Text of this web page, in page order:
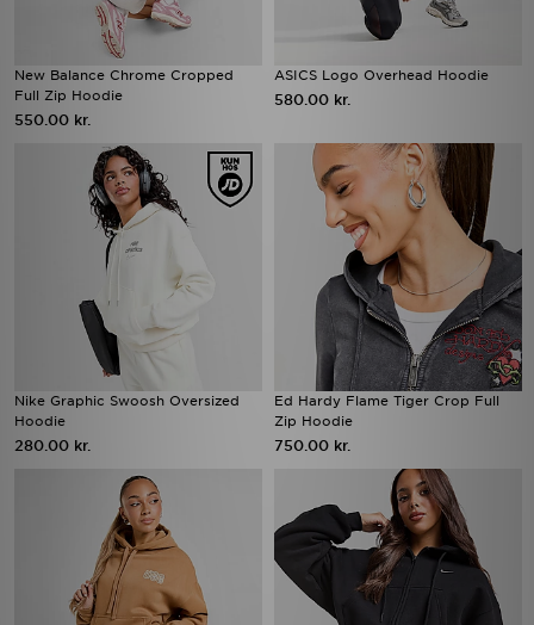
New Balance Chrome Cropped
Full Zip Hoodie
550.00 kr.
ASICS Logo Overhead Hoodie
580.00 kr.
Nike Graphic Swoosh Oversized
Hoodie
280.00 kr.
Ed Hardy Flame Tiger Crop Full
Zip Hoodie
750.00 kr.